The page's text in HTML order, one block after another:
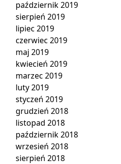
październik 2019
sierpień 2019
lipiec 2019
czerwiec 2019
maj 2019
kwiecień 2019
marzec 2019
luty 2019
styczeń 2019
grudzień 2018
listopad 2018
październik 2018
wrzesień 2018
sierpień 2018